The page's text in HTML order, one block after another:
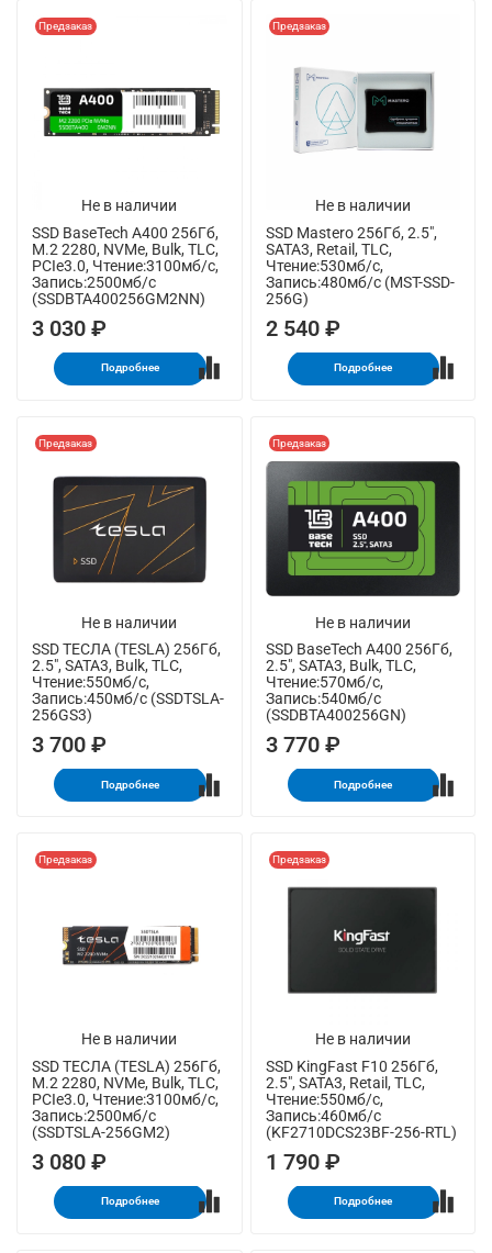
Не в наличии
Предзаказ
SSD BaseTech A400 256Гб,
M.2 2280, NVMe, Bulk, TLC,
PCIe3.0, Чтение:3100мб/с,
Запись:2500мб/с
(SSDBTA400256GM2NN)
3 030 ₽
Подробнее
Не в наличии
Предзаказ
SSD Mastero 256Гб, 2.5",
SATA3, Retail, TLC,
Чтение:530мб/с,
Запись:480мб/с (MST-SSD-
256G)
2 540 ₽
Подробнее
Не в наличии
Предзаказ
SSD ТЕСЛА (TESLA) 256Гб,
2.5", SATA3, Bulk, TLC,
Чтение:550мб/с,
Запись:450мб/с (SSDTSLA-
256GS3)
3 700 ₽
Подробнее
Не в наличии
Предзаказ
SSD BaseTech A400 256Гб,
2.5", SATA3, Bulk, TLC,
Чтение:570мб/с,
Запись:540мб/с
(SSDBTA400256GN)
3 770 ₽
Подробнее
Не в наличии
Предзаказ
SSD ТЕСЛА (TESLA) 256Гб,
M.2 2280, NVMe, Bulk, TLC,
PCIe3.0, Чтение:3100мб/с,
Запись:2500мб/с
(SSDTSLA-256GM2)
3 080 ₽
Подробнее
Не в наличии
Предзаказ
SSD KingFast F10 256Гб,
2.5", SATA3, Retail, TLC,
Чтение:550мб/с,
Запись:460мб/с
(KF2710DCS23BF-256-RTL)
1 790 ₽
Подробнее